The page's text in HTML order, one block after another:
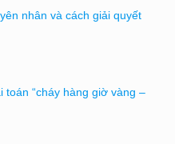
nhân và cách giải quyết
toán “cháy hàng giờ vàng –